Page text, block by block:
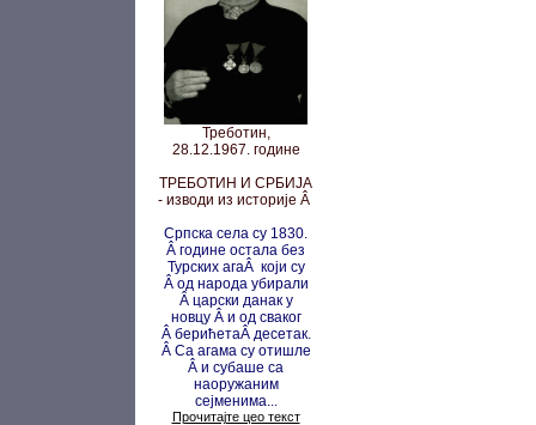
Треботин,
28.12.1967. године
ТРЕБОТИН И СРБИЈА
- изводи из историје Â
Српска села су 1830.
Â године остала без
Турских агаÂ који су
Â од народа убирали
Â царски данак у
новцу Â и од сваког
Â берићетаÂ десетак.
Â Са агама су отишле
Â и субаше са
наоружаним
сејменима...
Прочитајте цео текст